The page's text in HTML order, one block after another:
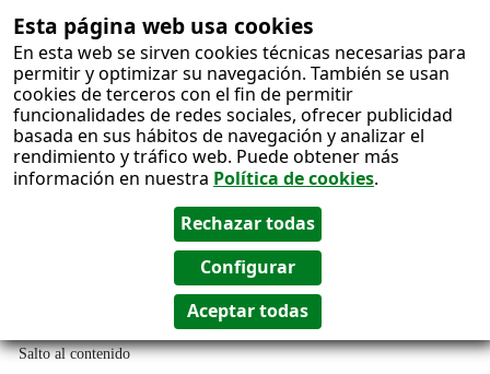
Esta página web usa cookies
En esta web se sirven cookies técnicas necesarias para
permitir y optimizar su navegación. También se usan
cookies de terceros con el fin de permitir
funcionalidades de redes sociales, ofrecer publicidad
basada en sus hábitos de navegación y analizar el
rendimiento y tráfico web. Puede obtener más
información en nuestra Política de cookies.
Salto al contenido